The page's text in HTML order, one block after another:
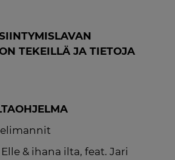
TEKEILLÄ JA TIETOJA
Elle & ihana ilta, feat. Jari